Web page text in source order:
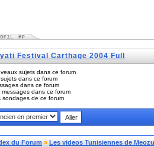
Festival Carthage 2004 Full
sujets dans ce forum
dans ce forum
dans ce forum
messages dans ce forum
sondages de ce forum
du Forum » Les videos Tunisiennes de